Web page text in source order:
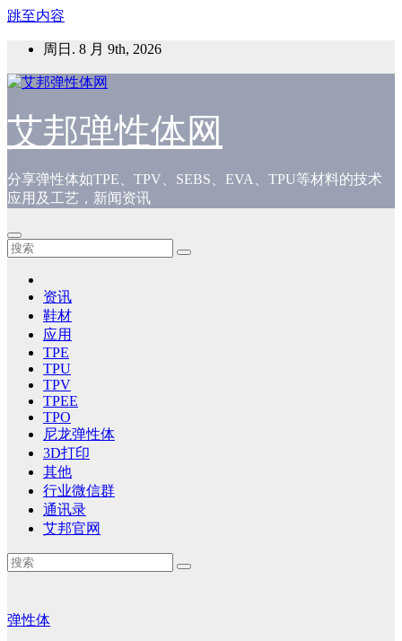
跳至内容
周日. 8 月 9th, 2026
艾邦弹性体网
分享弹性体如TPE、TPV、SEBS、EVA、TPU等材料的技术
应用及工艺，新闻资讯
资讯
鞋材
应用
TPE
TPU
TPV
TPEE
TPO
尼龙弹性体
3D打印
其他
行业微信群
通讯录
艾邦官网
弹性体